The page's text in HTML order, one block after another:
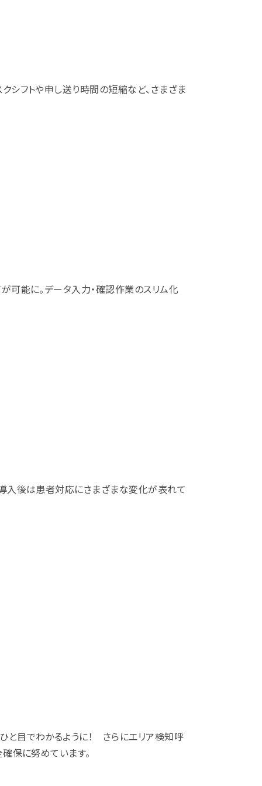
シフトや申し送り時間の短縮など、さまざま
可能に。データ入力・確認作業のスリム化
入後は患者対応にさまざまな変化が表れて
目でわかるように！ さらにエリア検知呼
保に努めています。